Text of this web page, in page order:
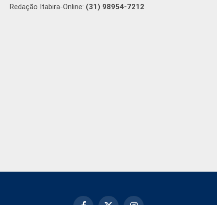
Redação Itabira-Online: (31) 98954-7212